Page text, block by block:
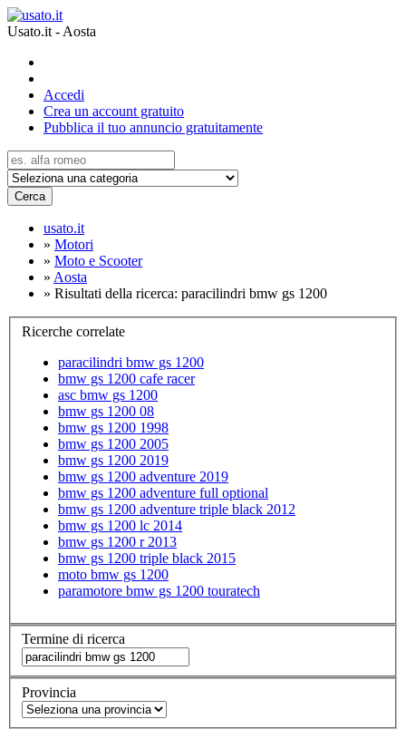
Usato.it - Aosta
Accedi
Crea un account gratuito
Pubblica il tuo annuncio gratuitamente
Cerca
usato.it
» Motori
» Moto e Scooter
» Aosta
» Risultati della ricerca: paracilindri bmw gs 1200
Ricerche correlate
paracilindri bmw gs 1200
bmw gs 1200 cafe racer
asc bmw gs 1200
bmw gs 1200 08
bmw gs 1200 1998
bmw gs 1200 2005
bmw gs 1200 2019
bmw gs 1200 adventure 2019
bmw gs 1200 adventure full optional
bmw gs 1200 adventure triple black 2012
bmw gs 1200 lc 2014
bmw gs 1200 r 2013
bmw gs 1200 triple black 2015
moto bmw gs 1200
paramotore bmw gs 1200 touratech
Termine di ricerca
Provincia